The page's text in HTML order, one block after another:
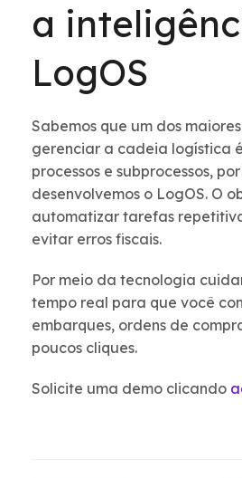
a
LogOS
Sabemos que um dos
gerenciar a cadeia logística
processos e subprocessos, por
desenvolvemos o LogOS. O
automatizar tarefas
evitar erros fiscais.
Por meio da tecnologia
tempo real para que você
embarques, ordens de
poucos cliques.
Solicite uma demo clicando